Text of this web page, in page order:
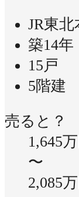
JR東
築14年
15戸
5階建
売ると？
1,645
〜
2,085